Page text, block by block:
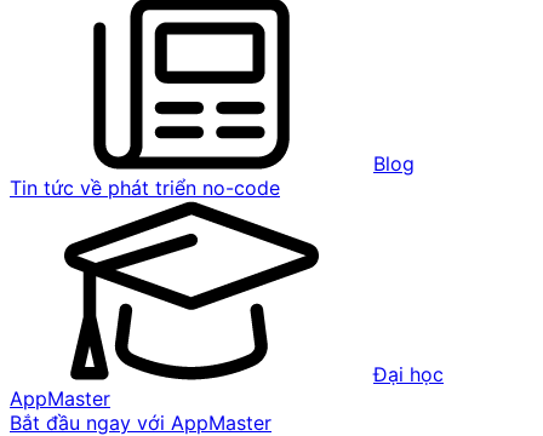
Blog
Tin tức về phát triển no-code
Đại học
AppMaster
Bắt đầu ngay với AppMaster